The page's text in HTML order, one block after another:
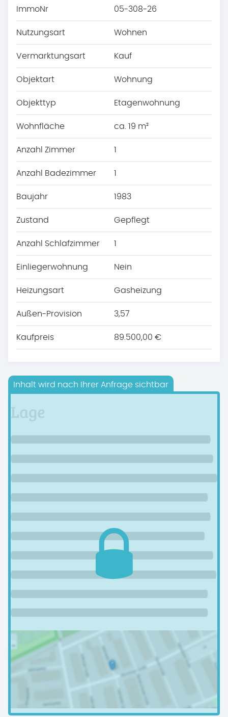
ImmoNr 05-308-26
Nutzungsart Wohnen
Vermarktungsart Kauf
Objektart Wohnung
Objekttyp Etagenwohnung
Wohnfläche ca. 19 m²
Anzahl Zimmer 1
Anzahl Badezimmer 1
Baujahr 1983
Zustand Gepflegt
Anzahl Schlafzimmer 1
Einliegerwohnung Nein
Heizungsart Gasheizung
Außen-Provision 3,57
Kaufpreis 89.500,00 €
Inhalt wird nach Ihrer Anfrage sichtbar
Lage